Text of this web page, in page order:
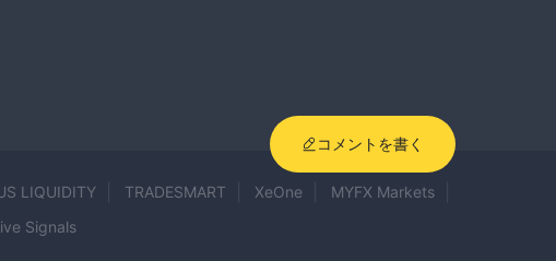
い、プラットフォームの提供内容や条件に納得していることを確
ートできるようにするための、包括的な取引ツールとリソースの
ド貴重な洞察と戦略を提供し、
コメントを書く
LIQUIDITY TRADESMART XeOne
MYFX Markets
Signals